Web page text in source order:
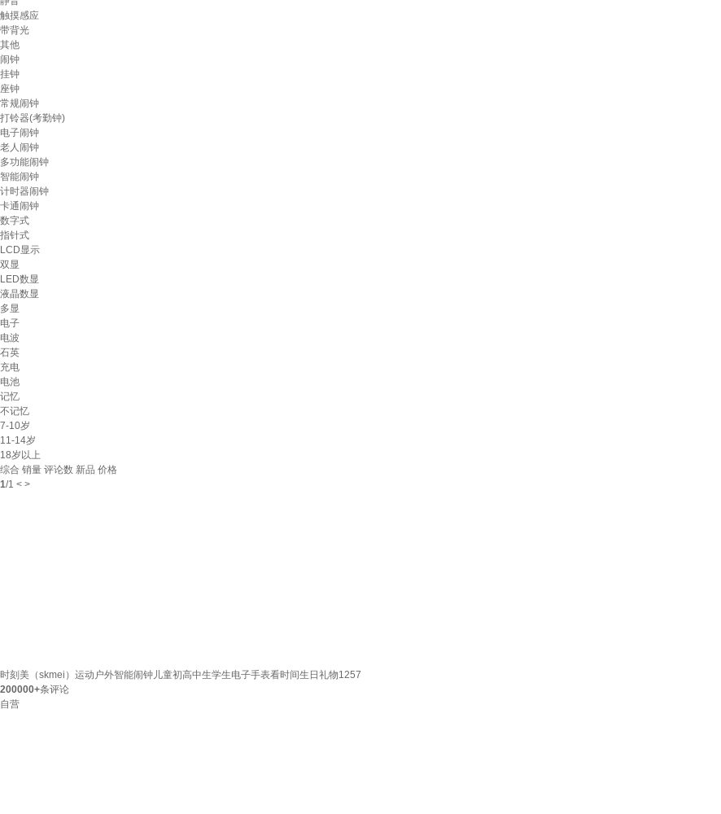
触摸感应
带背光
其他
闹钟
挂钟
座钟
常规闹钟
打铃器(考勤钟)
电子闹钟
老人闹钟
多功能闹钟
智能闹钟
计时器闹钟
卡通闹钟
数字式
指针式
LCD显示
双显
LED数显
液晶数显
多显
电子
电波
石英
充电
电池
记忆
不记忆
7-10岁
11-14岁
18岁以上
综合 销量 评论数 新品 价格
1/1 < >
时刻美（skmei）运动户外智能闹钟儿童初高中生学生电子手表看时间生日礼物1257
200000+条评论
自营